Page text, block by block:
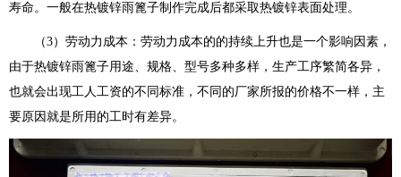
寿命。一般在热镀锌雨篦子制作完成后都采取热镀锌表面处理。
（3）劳动力成本：劳动力成本的的持续上升也是一个影响因素，
由于热镀锌雨篦子用途、规格、型号多种多样，生产工序繁简各异，
也就会出现工人工资的不同标准，不同的厂家所报的价格不一样，主
要原因就是所用的工时有差异。